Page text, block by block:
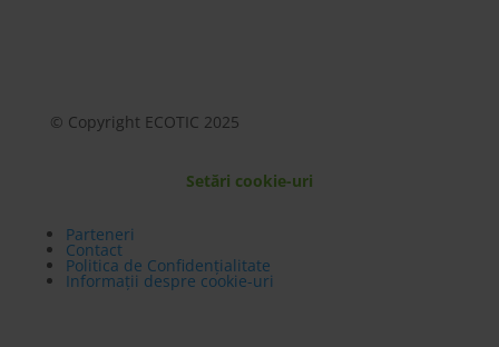
© Copyright ECOTIC 2025
Setări cookie-uri
Parteneri
Contact
Politica de Confidențialitate
Informații despre cookie-uri